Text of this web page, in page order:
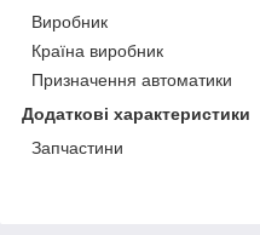
Виробник
Країна виробник
Призначення автоматики
Додаткові характеристики
Запчастини